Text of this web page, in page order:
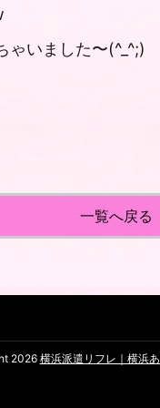
ゃいました〜(^_^;)
一覧へ戻る
2026横浜派遣リフレ｜横浜